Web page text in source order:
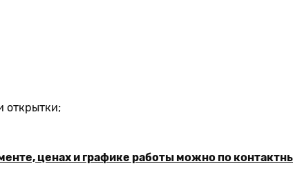
открытки;
ценах и графике работы можно по